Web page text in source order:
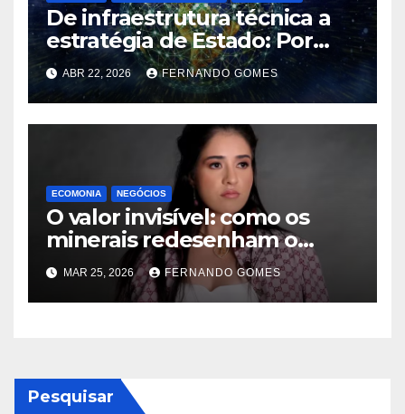
De infraestrutura técnica a
estratégia de Estado: Por
que eventos internacionais
se tornaram questão de
soberania digital
ABR 22, 2026 FERNANDO GOMES
ECOMONIA NEGÓCIOS
O valor invisível: como os
minerais redesenham o
equilíbrio de poder mundial
MAR 25, 2026 FERNANDO GOMES
Pesquisar